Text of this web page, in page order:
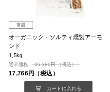
常温
オーガニック・ソルティ燻製アーモ
ンド
1,5kg
通常価格 25,380円 （税込）
17,766円（税込）
カートに入れる